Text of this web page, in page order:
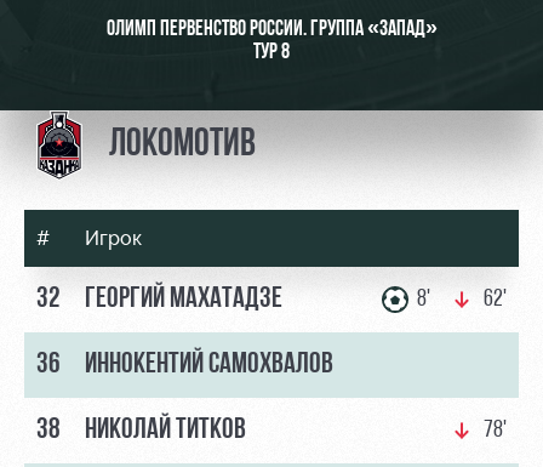
Туры по
стадиону
МГН
Арена
Организация
мероприятий
Аренда
Локо
Старт
Локо-Лето
Академия
для
болельщиков
Банковская
карта
«Локомотив»
ОЛИМП ПЕРВЕНСТВО РОССИИ. ГРУППА «ЗАПАД»
ТУР 8
ЛОКОМОТИВ
# Игрок
32 ГЕОРГИЙ МАХАТАДЗЕ 8' 62'
36 ИННОКЕНТИЙ САМОХВАЛОВ
38 НИКОЛАЙ ТИТКОВ 78'